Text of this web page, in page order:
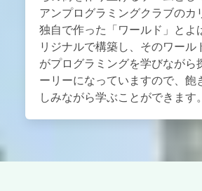
アンプログラミングクラブのカ
独自で作った「ワールド」とよ
リジナルで構築し、そのワール
がプログラミングを学びながら
ーリーになっていますので、飽
しみながら学ぶことができます。